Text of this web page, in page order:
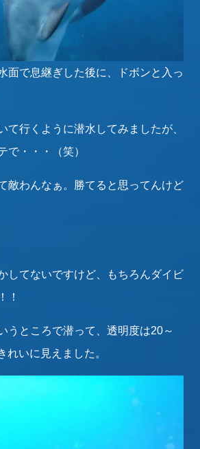
面で息継ぎした後に、ドボンと入っ
て行くように潜水してみましたが、
で・・・（笑）
敵わんなぁ。勝てると思ってんけど
してないですけど、もちろんダイビ
！
うところで潜って、透明度は20～
れいに見えました。